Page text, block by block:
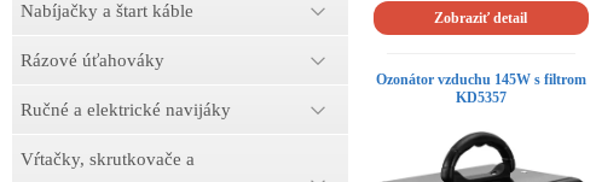
Nabíjačky a štart káble
Rázové úťahováky
Ručné a elektrické navijáky
Vŕtačky, skrutkovače a
Zobraziť detail
Ozonátor vzduchu 145W s filtrom
KD5357